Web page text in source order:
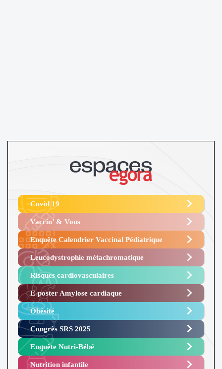
Covid 19
Vaccin’ & Vous
Enquête Calendrier Vaccinal Pédiatrique
Leucodystrophie métachromatique
Risques cardiovasculaires
E-poster Amylose cardiaque ​
Obésité ​
Congrès SRS 2025 ​
Enquête Nutri-Bébé ​
Nutrition infantile